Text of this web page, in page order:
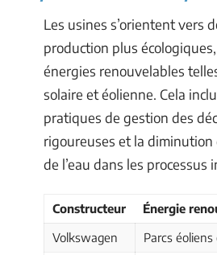
Les usines s’orientent vers
production plus
énergies renouvelables
solaire et éolienne. Cela
pratiques de gestion des
rigoureuses et la diminution
de l’eau dans les processus
Constructeur
Énergie
Volkswagen
Parcs